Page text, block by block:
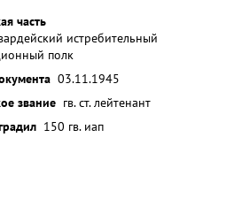
часть
истребительный
полк
03.11.1945
звание гв. ст. лейтенант
150 гв. иап